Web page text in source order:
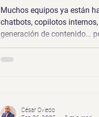
Muchos equipos ya están
chatbots, copilotos
generación de contenido…
César Oviedo